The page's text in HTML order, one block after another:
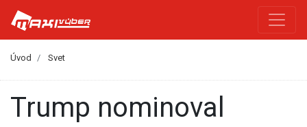
Úvod Svet
Trump nominoval